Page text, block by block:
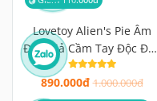
Lovetoy Alien's Pie Âm
Đạo Giả Cầm Tay Độc Đáo
Nhẹ 953g
890.000đ 1.000.000đ